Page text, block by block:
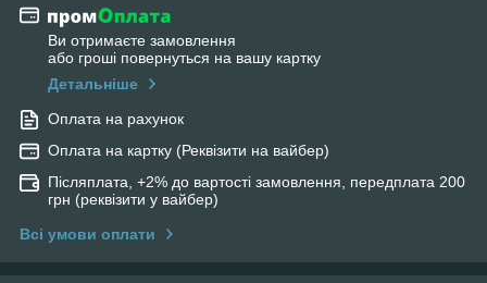
Ви отримаєте замовлення
або гроші повернуться на вашу картку
Детальніше
Оплата на рахунок
Оплата на картку (Реквізити на вайбер)
Післяплата, +2% до вартості замовлення, передплата 200
грн (реквізити у вайбер)
Всі умови оплати